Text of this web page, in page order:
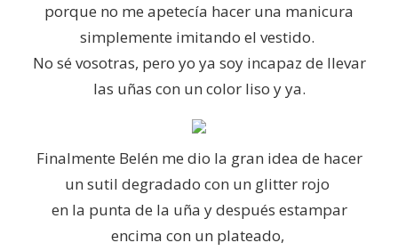
porque no me apetecía hacer una manicura
simplemente imitando el vestido.
No sé vosotras, pero yo ya soy incapaz de llevar
las uñas con un color liso y ya.
Finalmente Belén me dio la gran idea de hacer
un sutil degradado con un glitter rojo
en la punta de la uña y después estampar
encima con un plateado,